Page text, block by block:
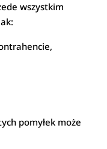
wszystkim
pomyłek może